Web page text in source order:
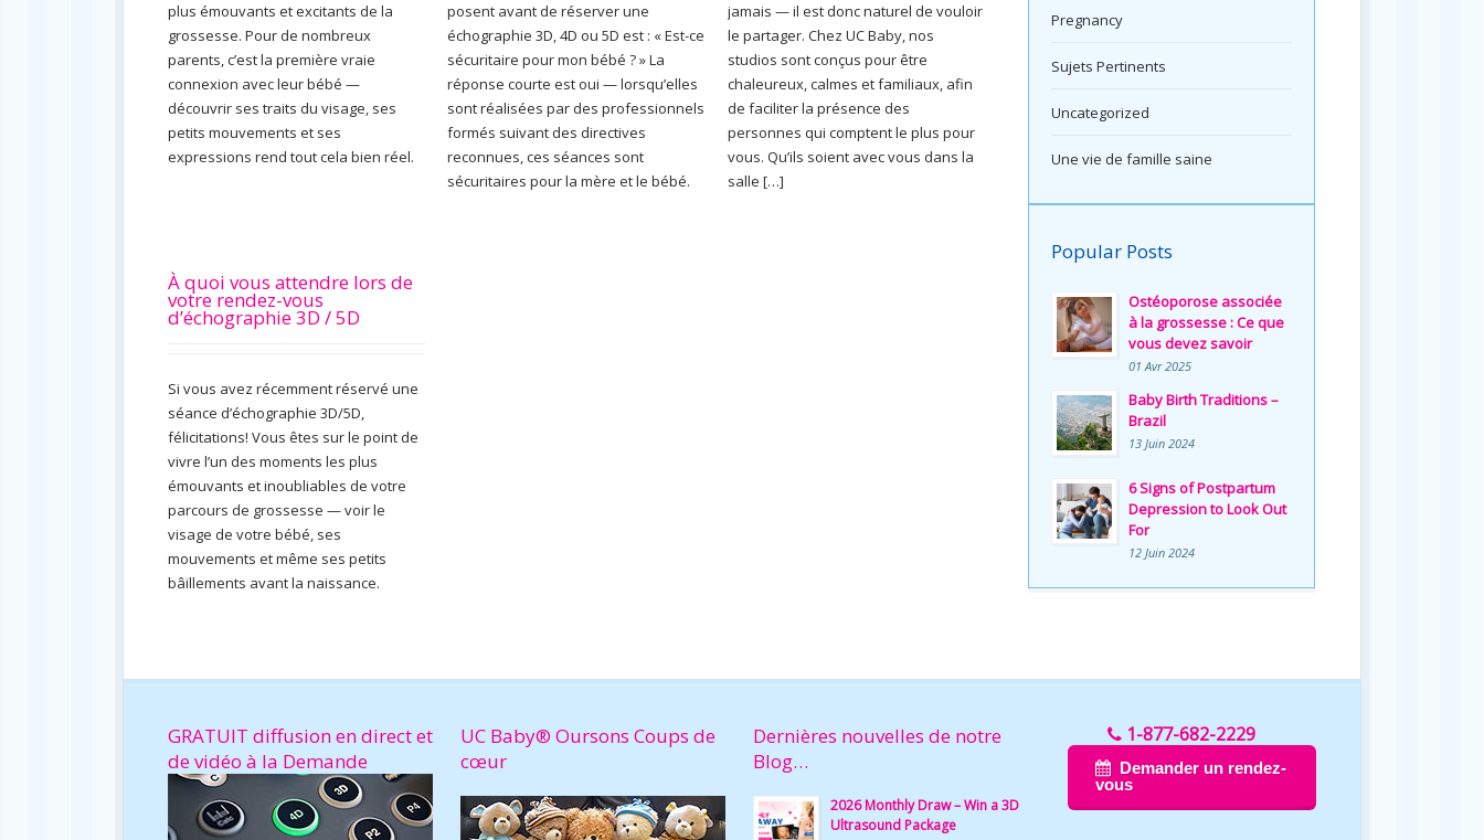
plus émouvants et excitants de la
grossesse. Pour de nombreux
parents, c’est la première vraie
connexion avec leur bébé —
découvrir ses traits du visage, ses
petits mouvements et ses
expressions rend tout cela bien réel.
posent avant de réserver une
échographie 3D, 4D ou 5D est : « Est-ce
sécuritaire pour mon bébé ? » La
réponse courte est oui — lorsqu’elles
sont réalisées par des professionnels
formés suivant des directives
reconnues, ces séances sont
sécuritaires pour la mère et le bébé.
jamais — il est donc naturel de vouloir
le partager. Chez UC Baby, nos
studios sont conçus pour être
chaleureux, calmes et familiaux, afin
de faciliter la présence des
personnes qui comptent le plus pour
vous. Qu’ils soient avec vous dans la
salle […]
À quoi vous attendre lors de
votre rendez-vous
d’échographie 3D / 5D
Si vous avez récemment réservé une
séance d’échographie 3D/5D,
félicitations! Vous êtes sur le point de
vivre l’un des moments les plus
émouvants et inoubliables de votre
parcours de grossesse — voir le
visage de votre bébé, ses
mouvements et même ses petits
bâillements avant la naissance.
Pregnancy
Sujets Pertinents
Uncategorized
Une vie de famille saine
Popular Posts
Ostéoporose associée
à la grossesse : Ce que
vous devez savoir
01 Avr 2025
Baby Birth Traditions –
Brazil
13 Juin 2024
6 Signs of Postpartum
Depression to Look Out
For
12 Juin 2024
GRATUIT diffusion en direct et
de vidéo à la Demande
UC Baby® Oursons Coups de
cœur
Dernières nouvelles de notre
Blog…
2026 Monthly Draw – Win a 3D
Ultrasound Package
1-877-682-2229
Demander un rendez-
vous